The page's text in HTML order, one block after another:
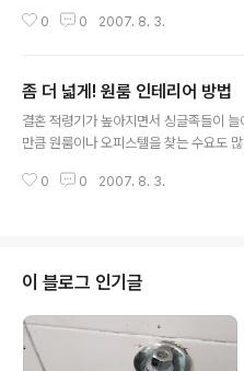
하고 내츄럴한 느낌의 인테리어 소품에는
시각적으로도 화이트나 크림, 아이보리 색
을 느낄수 있기 때문에 집안의 갖가지 가
을 화이트 계열의 가구로 포인트를 줍니다
턴의 벽지나 이미 화이트계열의 벽지를 사
0 0 2007. 8. 3.
좀 더 넓게! 원룸 인테리어 방법
결혼 적령기가 높아지면서 싱글족들이
만큼 원룸이나 오피스텔을 찾는 수요도
들의 신접살림 공간으로도 많이 사용되고
한 원톤에 좋다. 부분적으로만 포인트 벽
센스있어 보일듯 하다. 가구는 핑크나 연
컬러로 통일해도 아기자기하면서 밝고
것을 권한다. 가구를 낮게 배치한다 높은
가구가 벽면의 빈 공간을 넓게 하여 집이
0 0 2007. 8. 3.
이 블로그 인기글